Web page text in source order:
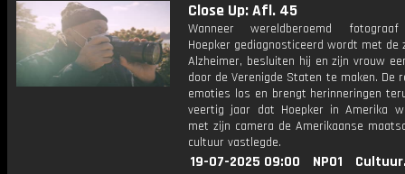
Close Up: Afl. 45
Wanneer wereldberoemd fotograaf
Hoepker gediagnosticeerd wordt met de
Alzheimer, besluiten hij en zijn vrouw
door de Verenigde Staten te maken. De
emoties los en brengt herinneringen
veertig jaar dat Hoepker in Amerika
met zijn camera de Amerikaanse
cultuur vastlegde.
19-07-2025 09:00 NPO1